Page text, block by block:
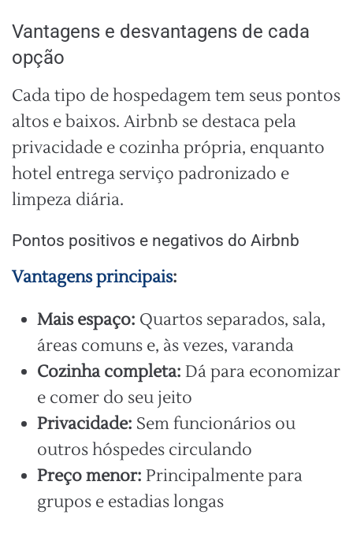
Vantagens e desvantagens de cada
opção
Cada tipo de hospedagem tem seus pontos
altos e baixos. Airbnb se destaca pela
privacidade e cozinha própria, enquanto
hotel entrega serviço padronizado e
limpeza diária.
Pontos positivos e negativos do Airbnb
Vantagens principais:
Mais espaço: Quartos separados, sala,
áreas comuns e, às vezes, varanda
Cozinha completa: Dá para economizar
e comer do seu jeito
Privacidade: Sem funcionários ou
outros hóspedes circulando
Preço menor: Principalmente para
grupos e estadias longas